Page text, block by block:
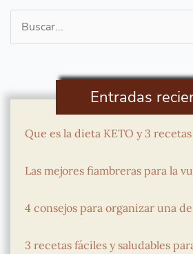
Buscar
por:
Entradas
Que es la dieta KETO y 3
Las mejores fiambreras para la
4 consejos para organizar una
3 recetas fáciles y saludables